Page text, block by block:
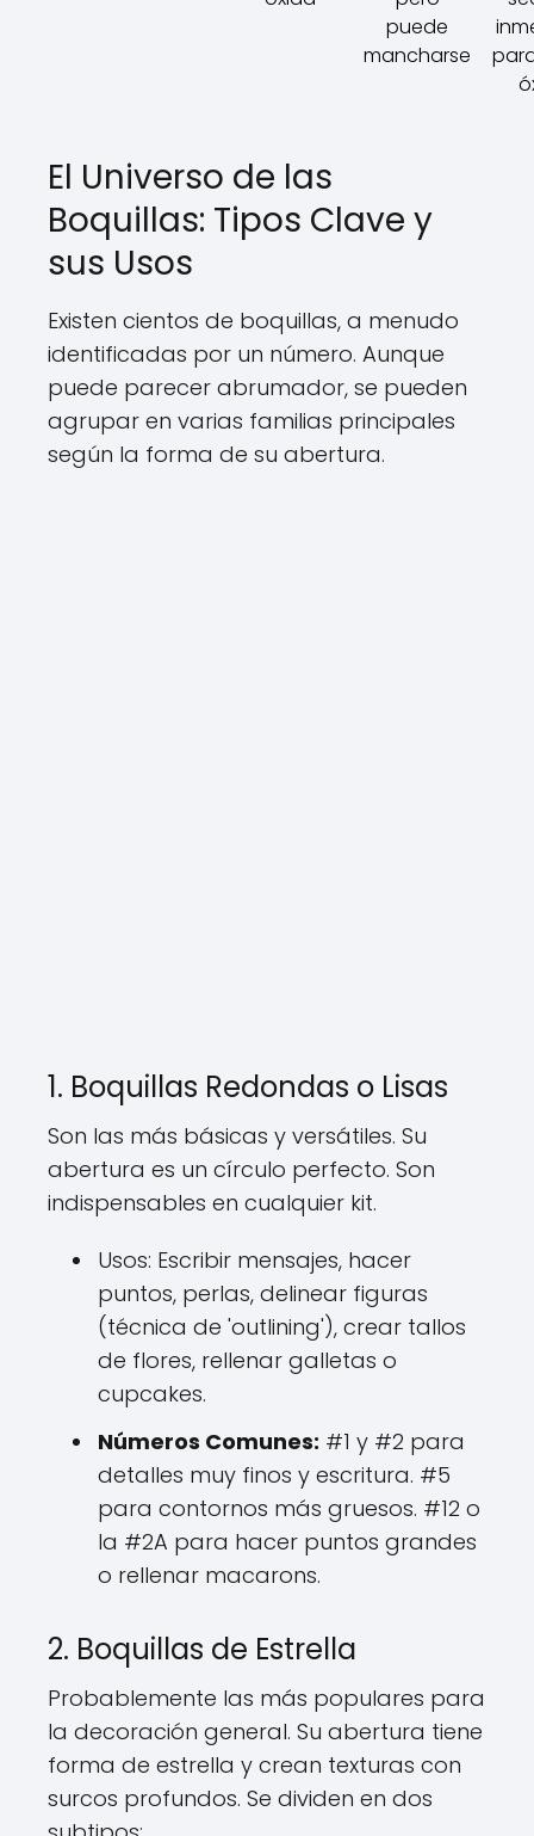
puede
mancharse
El Universo de las
Boquillas: Tipos Clave y
sus Usos
Existen cientos de boquillas, a menudo
identificadas por un número. Aunque
puede parecer abrumador, se pueden
agrupar en varias familias principales
según la forma de su abertura.
1. Boquillas Redondas o Lisas
Son las más básicas y versátiles. Su
abertura es un círculo perfecto. Son
indispensables en cualquier kit.
Usos: Escribir mensajes, hacer
puntos, perlas, delinear figuras
(técnica de 'outlining'), crear tallos
de flores, rellenar galletas o
cupcakes.
Números Comunes: #1 y #2 para
detalles muy finos y escritura. #5
para contornos más gruesos. #12 o
la #2A para hacer puntos grandes
o rellenar macarons.
2. Boquillas de Estrella
Probablemente las más populares para
la decoración general. Su abertura tiene
forma de estrella y crean texturas con
surcos profundos. Se dividen en dos